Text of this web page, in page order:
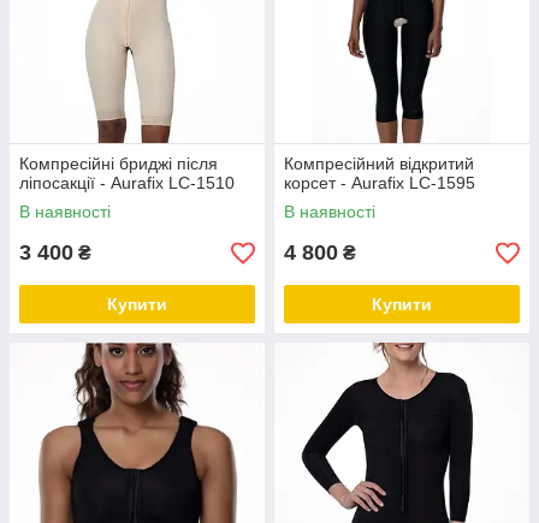
Компресійні бриджі після
ліпосакції - Aurafix LC-1510
В наявності
3 400 ₴
Купити
Компресійний відкритий
корсет - Aurafix LC-1595
В наявності
4 800 ₴
Купити